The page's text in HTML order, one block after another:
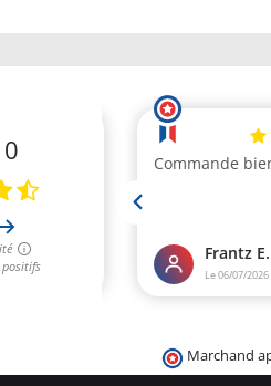
Marchand